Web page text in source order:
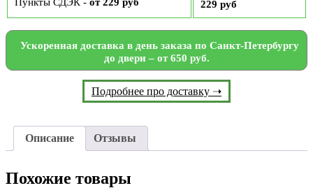
229 руб
Ускоренная доставка в день заказа по Санкт-Петербургу
до двери – от 650 руб.
Подробнее про доставку ➝
Описание Отзывы
Похожие товары